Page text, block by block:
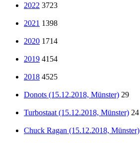
2022 3723
2021 1398
2020 1714
2019 4154
2018 4525
Donots (15.12.2018, Münster) 29
Turbostaat (15.12.2018, Münster) 24
Chuck Ragan (15.12.2018, Münster)